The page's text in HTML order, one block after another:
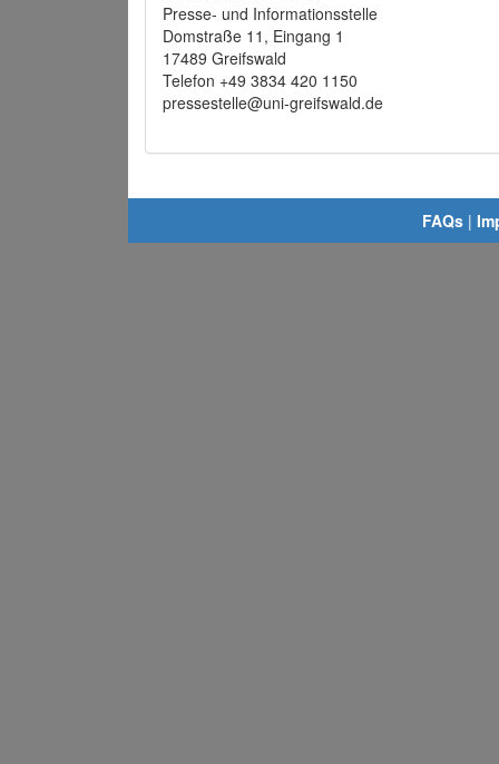
Presse- und Informationsstelle
Domstraße 11, Eingang 1
17489 Greifswald
Telefon +49 3834 420 1150
pressestelle@uni-greifswald.de
FAQs |